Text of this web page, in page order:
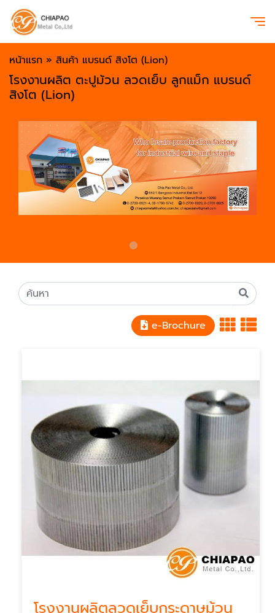
หน้าแรก » สินค้า แบรนด์ สิงโต (Lion)
โรงงานผลิต ตะปูม้วน ลวดเย็บ ลูกแม็ก แบรนด์
สิงโต (Lion)
e-Brochure
โรงงานผลิตลวดเย็บกระดาษม้วน